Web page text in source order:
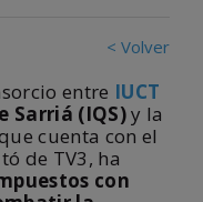
< Volver
entre IUCT
Sarriá (IQS)y la
cuenta con el
de TV3, ha
con